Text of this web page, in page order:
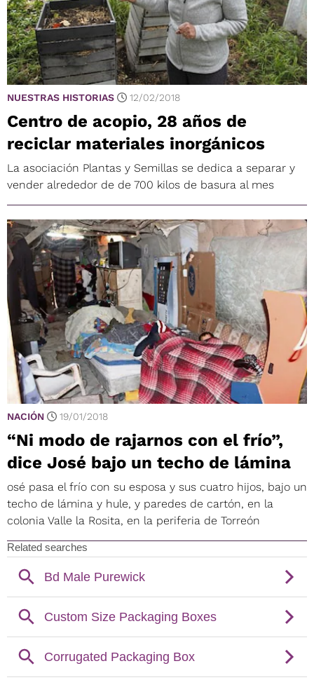
NUESTRAS HISTORIAS 12/02/2018
Centro de acopio, 28 años de
reciclar materiales inorgánicos
La asociación Plantas y Semillas se dedica a separar y
vender alrededor de de 700 kilos de basura al mes
NACIÓN 19/01/2018
“Ni modo de rajarnos con el frío”,
dice José bajo un techo de lámina
osé pasa el frío con su esposa y sus cuatro hijos, bajo un
techo de lámina y hule, y paredes de cartón, en la
colonia Valle la Rosita, en la periferia de Torreón